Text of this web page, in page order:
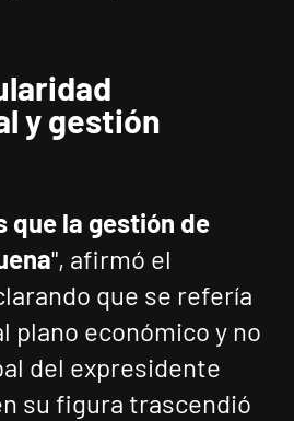
y gestión
que la gestión de
", afirmó el
que se refería
plano económico y no
del expresidente
su figura trascendió